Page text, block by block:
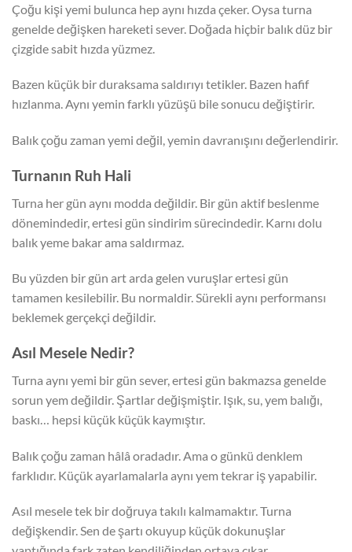
Çoğu kişi yemi bulunca hep aynı hızda çeker. Oysa turna
genelde değişken hareketi sever. Doğada hiçbir balık düz bir
çizgide sabit hızda yüzmez.
Bazen küçük bir duraksama saldırıyı tetikler. Bazen hafif
hızlanma. Aynı yemin farklı yüzüşü bile sonucu değiştirir.
Balık çoğu zaman yemi değil, yemin davranışını değerlendirir.
Turnanın Ruh Hali
Turna her gün aynı modda değildir. Bir gün aktif beslenme
dönemindedir, ertesi gün sindirim sürecindedir. Karnı dolu
balık yeme bakar ama saldırmaz.
Bu yüzden bir gün art arda gelen vuruşlar ertesi gün
tamamen kesilebilir. Bu normaldir. Sürekli aynı performansı
beklemek gerçekçi değildir.
Asıl Mesele Nedir?
Turna aynı yemi bir gün sever, ertesi gün bakmazsa genelde
sorun yem değildir. Şartlar değişmiştir. Işık, su, yem balığı,
baskı… hepsi küçük küçük kaymıştır.
Balık çoğu zaman hâlâ oradadır. Ama o günkü denklem
farklıdır. Küçük ayarlamalarla aynı yem tekrar iş yapabilir.
Asıl mesele tek bir doğruya takılı kalmamaktır. Turna
değişkendir. Sen de şartı okuyup küçük dokunuşlar